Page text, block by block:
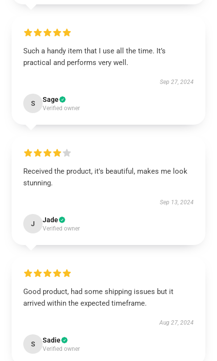
Such a handy item that I use all the time. It’s
practical and performs very well.
Sep 27, 2024
S Sage
Verified owner
Received the product, it's beautiful, makes me look
stunning.
Sep 13, 2024
J Jade
Verified owner
Good product, had some shipping issues but it
arrived within the expected timeframe.
Aug 27, 2024
S Sadie
Verified owner